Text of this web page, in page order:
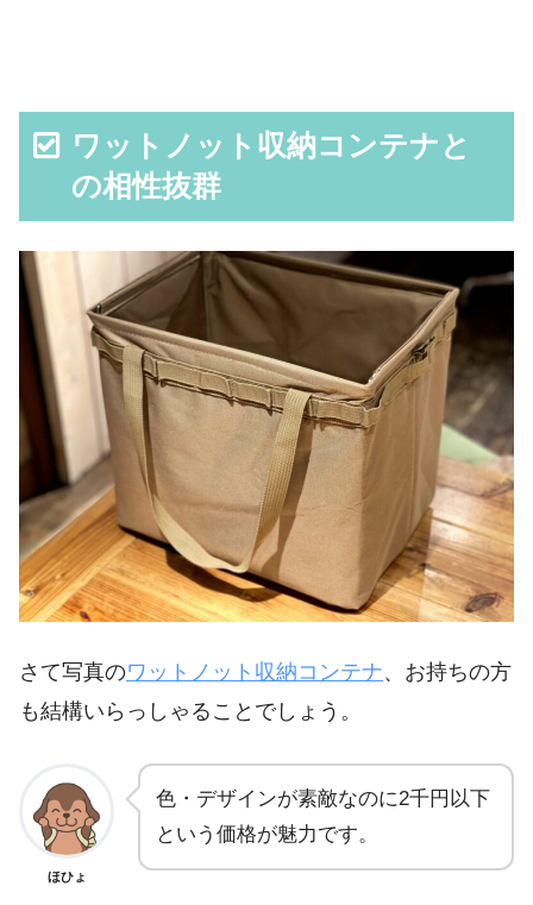
ワットノット収納コンテナと
の相性抜群
さて写真のワットノット収納コンテナ、お持ちの方
も結構いらっしゃることでしょう。
ほひょ
色・デザインが素敵なのに2千円以下
という価格が魅力です。